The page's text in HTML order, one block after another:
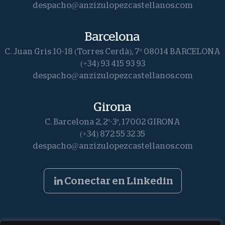
despacho@anzizulopezcastellanos.com
Barcelona
C. Juan Gris 10-18 (Torres Cerdà), 7º 08014 BARCELONA
(+34) 93 415 93 93
despacho@anzizulopezcastellanos.com
Girona
C. Barcelona 2, 2º-3ª, 17002 GIRONA
(+34) 872 55 32 35
despacho@anzizulopezcastellanos.com
Conectar en Linkedin